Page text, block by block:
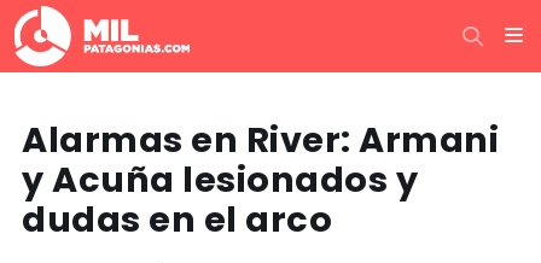
Alarmas en River: Armani
y Acuña lesionados y
dudas en el arco